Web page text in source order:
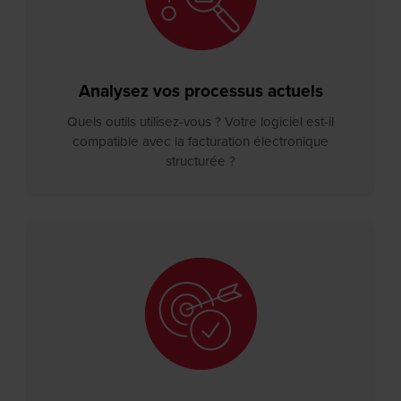
Analysez vos processus actuels
Quels outils utilisez-vous ? Votre logiciel est-il
compatible avec la facturation électronique
structurée ?